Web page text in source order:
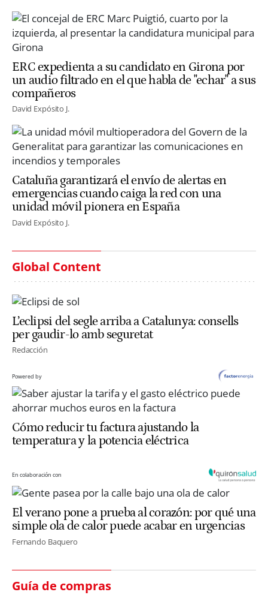
ERC expedienta a su candidato en Girona por
un audio filtrado en el que habla de "echar" a sus
compañeros
David Expósito J.
Cataluña garantizará el envío de alertas en
emergencias cuando caiga la red con una
unidad móvil pionera en España
David Expósito J.
Global Content
L’eclipsi del segle arriba a Catalunya: consells
per gaudir-lo amb seguretat
Redacción
Powered by
Cómo reducir tu factura ajustando la
temperatura y la potencia eléctrica
En colaboración con
El verano pone a prueba al corazón: por qué una
simple ola de calor puede acabar en urgencias
Fernando Baquero
Guía de compras